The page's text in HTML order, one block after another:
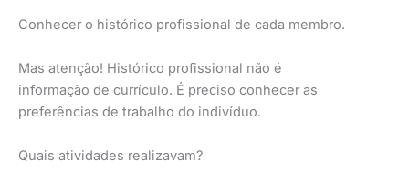
Conhecer o histórico profissional de cada membro.
Mas atenção! Histórico profissional não é
informação de currículo. É preciso conhecer as
preferências de trabalho do indivíduo.
Quais atividades realizavam?